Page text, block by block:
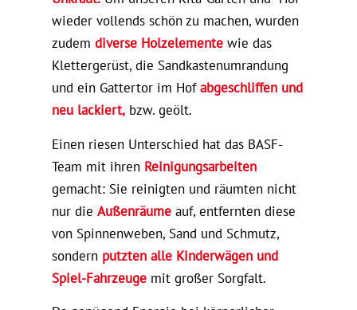
wieder vollends schön zu machen, wurden
zudem diverse Holzelemente wie das
Klettergerüst, die Sandkastenumrandung
und ein Gattertor im Hofabgeschliffen und
neu lackiert,bzw. geölt.
Einen riesen Unterschied hat das BASF-
Team mit ihren Reinigungsarbeiten
gemacht: Sie reinigten und räumten nicht
nur die Außenräumeauf, entfernten diese
von Spinnenweben, Sand und Schmutz,
sondern putzten alle Kinderwägen und
Spiel-Fahrzeugemit großer Sorgfalt.